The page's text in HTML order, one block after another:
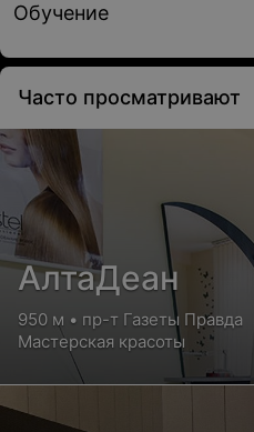
Обучение
Часто просматривают
АлтаДеан
950 м • пр-т Газеты Правда
Мастерская красоты